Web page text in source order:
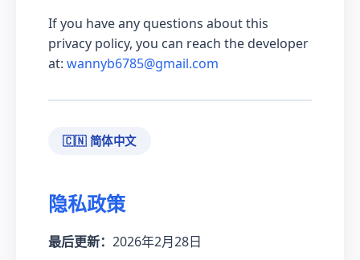
If you have any questions about this
privacy policy, you can reach the developer
at: wannyb6785@gmail.com
🇨🇳 简体中文
隐私政策
最后更新： 2026年2月28日